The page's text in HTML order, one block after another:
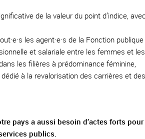
de la valeur du point d’indice,
les agent·e·s de la Fonction publique
et salariale entre les femmes et les
les filières à prédominance féminine,
à la revalorisation des carrières et
pays a aussi besoin d’actes forts pour
publics.